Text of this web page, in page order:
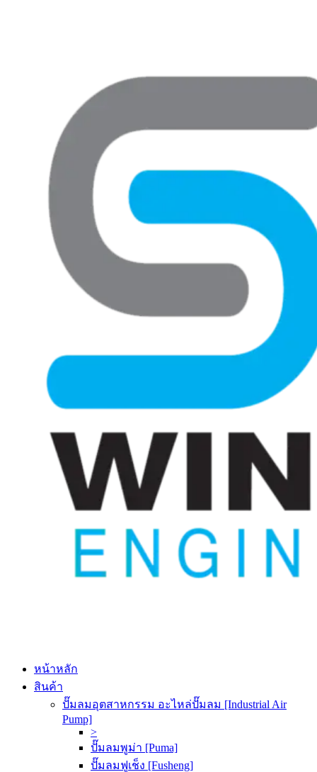
หน้าหลัก
สินค้า
ปั๊มลมอุตสาหกรรม อะไหล่ปั๊มลม [Industrial Air
Pump]
>
ปั๊มลมพูม่า [Puma]
ปั๊มลมฟูเช็ง [Fusheng]